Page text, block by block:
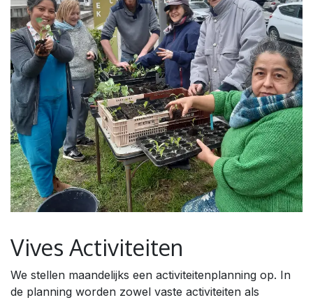
Vives Activiteiten
We stellen maandelijks een activiteitenplanning op. In
de planning worden zowel vaste activiteiten als